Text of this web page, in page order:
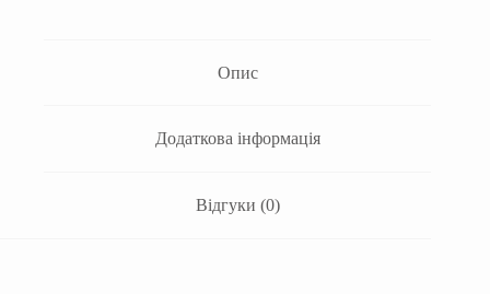
Опис
Додаткова інформація
Відгуки (0)